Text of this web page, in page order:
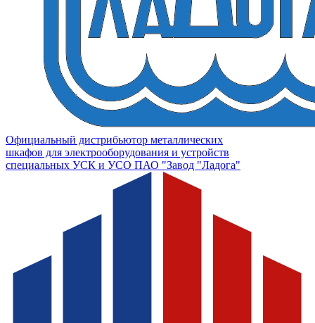
Официальный дистрибьютор металлических
шкафов для электрооборудования и устройств
специальных УСК и УСО ПАО "Завод "Ладога"